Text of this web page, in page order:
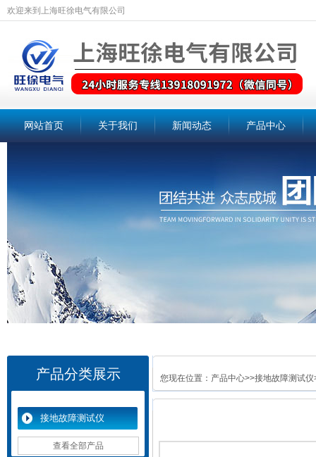
欢迎来到上海旺徐电气有限公司
网站首页 关于我们 新闻动态 产品中心
产品分类展示
接地故障测试仪
查看全部产品
您现在位置： 产品中心>>接地故障测试仪